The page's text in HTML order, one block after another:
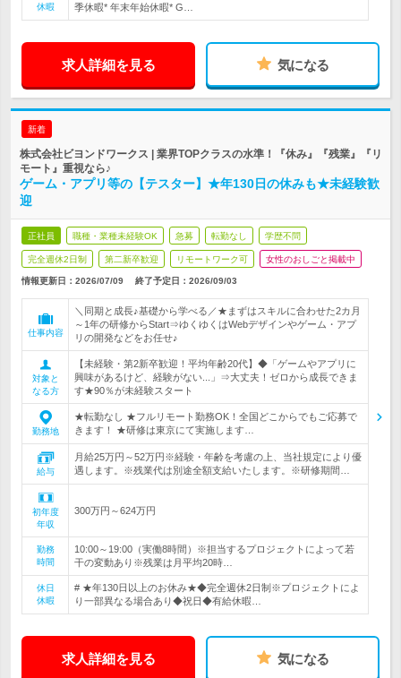
休暇
季休暇* 年末年始休暇* G…
求人詳細を見る 気になる
新着
株式会社ビヨンドワークス | 業界TOPクラスの水準！『休み』『残業』『リ
モート』重視なら♪
ゲーム・アプリ等の【テスター】★年130日の休みも★未経験歓
迎
正社員 職種・業種未経験OK 急募 転勤なし 学歴不問
完全週休2日制 第二新卒歓迎 リモートワーク可 女性のおしごと掲載中
情報更新日：2026/07/09 終了予定日： 2026/09/03
仕事内容
＼同期と成長♪基礎から学べる／★まずはスキルに合わせた2カ月
～1年の研修からStart⇒ゆくゆくはWebデザインやゲーム・アプ
リの開発などをお任せ♪
対象と
なる方
【未経験・第2新卒歓迎！平均年齢20代】◆「ゲームやアプリに
興味があるけど、経験がない...」⇒大丈夫！ゼロから成長できま
す★90％が未経験スタート
勤務地
★転勤なし ★フルリモート勤務OK！全国どこからでもご応募で
きます！ ★研修は東京にて実施します…
給与
月給25万円～52万円※経験・年齢を考慮の上、当社規定により優
遇します。※残業代は別途全額支給いたします。※研修期間…
初年度
年収
300万円～624万円
勤務
時間
10:00～19:00（実働8時間）※担当するプロジェクトによって若
干の変動あり※残業は月平均20時…
休日
休暇
# ★年130日以上のお休み★◆完全週休2日制※プロジェクトによ
り一部異なる場合あり◆祝日◆有給休暇…
求人詳細を見る 気になる